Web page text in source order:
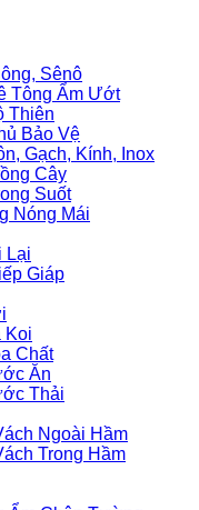
Sênô
Tông Ẩm Ướt
Thiên
Bảo Vệ
Gạch, Kính, Inox
Cây
Suốt
Nóng Mái
Lại
Giáp
Koi
Chất
Ăn
Thải
Ngoài Hầm
Trong Hầm